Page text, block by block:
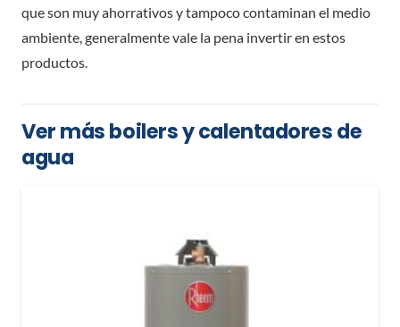
que son muy ahorrativos y tampoco contaminan el medio
ambiente, generalmente vale la pena invertir en estos
productos.
Ver más boilers y calentadores de
agua